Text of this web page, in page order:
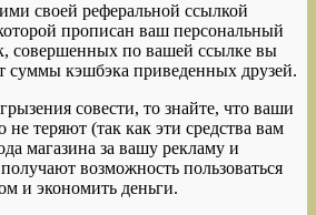
своей реферальной ссылкой
прописан ваш персональный
совершенных по вашей ссылке вы
суммы кэшбэка приведенных друзей.
совести, то знайте, что ваши
не теряют (так как эти средства вам
магазина за вашу рекламу и
возможность пользоваться
и экономить деньги.